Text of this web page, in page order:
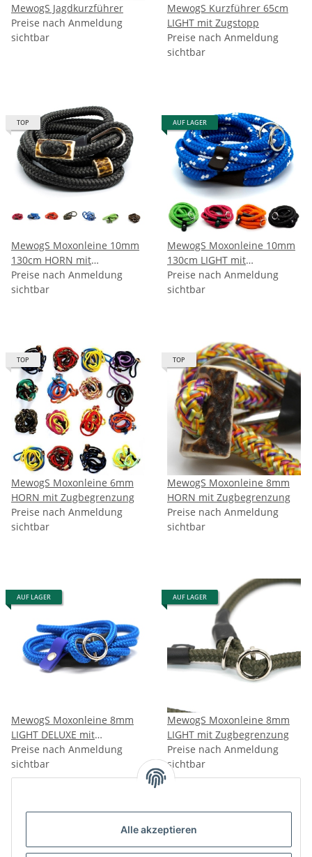
Alle akzeptieren
MewogS Jagdkurzführer
Preise nach Anmeldung
sichtbar
MewogS Kurzführer 65cm
LIGHT mit Zugstopp
Preise nach Anmeldung
sichtbar
TOP
MewogS Moxonleine 10mm
130cm HORN mit
Zugbegrenzung
Preise nach Anmeldung
sichtbar
AUF LAGER
MewogS Moxonleine 10mm
130cm LIGHT mit
Zugbegrenzung
Preise nach Anmeldung
sichtbar
TOP
MewogS Moxonleine 6mm
HORN mit Zugbegrenzung
Preise nach Anmeldung
sichtbar
TOP
MewogS Moxonleine 8mm
HORN mit Zugbegrenzung
Preise nach Anmeldung
sichtbar
AUF LAGER
MewogS Moxonleine 8mm
LIGHT DELUXE mit
Zugbegrenzung
Preise nach Anmeldung
sichtbar
AUF LAGER
MewogS Moxonleine 8mm
LIGHT mit Zugbegrenzung
Preise nach Anmeldung
sichtbar
Artikel 1 - 8 von 8